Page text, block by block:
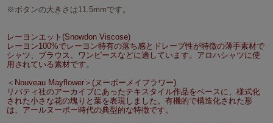
※ボタンの大きさは11.5mmです。
レーヨンエット(Snowdon Viscose)
レーヨン100%でレーヨン特有の落ち感とドレープ性が特徴の薄手素材で
シャツ、ブラウス、ワンピースなどに適しています。アロハシャツに使
用されている素材です。
＜Nouveau Mayflower＞(ヌーボーメイフラワー)
リバティ社のアーカイブにあったテキスタイル作品をベースに、様式化
された小さな花の塊りと葉を表現しました。有機的で構造化された形
は、アールヌーボー時代の典型的な特徴です。